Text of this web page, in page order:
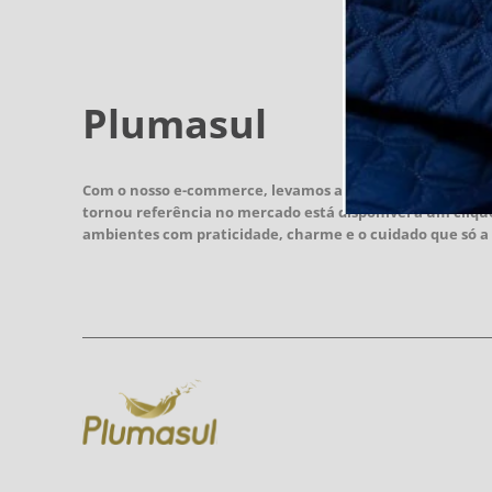
Plumasul
Com o nosso e-commerce, levamos a experiência
tornou referência no mercado está disponível a um
ambientes com praticidade, charme e o cuidado que só